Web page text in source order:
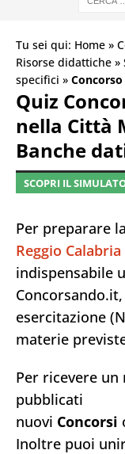
Tu sei qui: Home »
Risorse didattiche »
specifici »
Quiz
nella Città
Banche
SCOPRI IL
Per preparare
Reggio
indispensabile
esercitazione
materie
Per ricevere
pubblicati
nuovi Concorsi
Inoltre puoi